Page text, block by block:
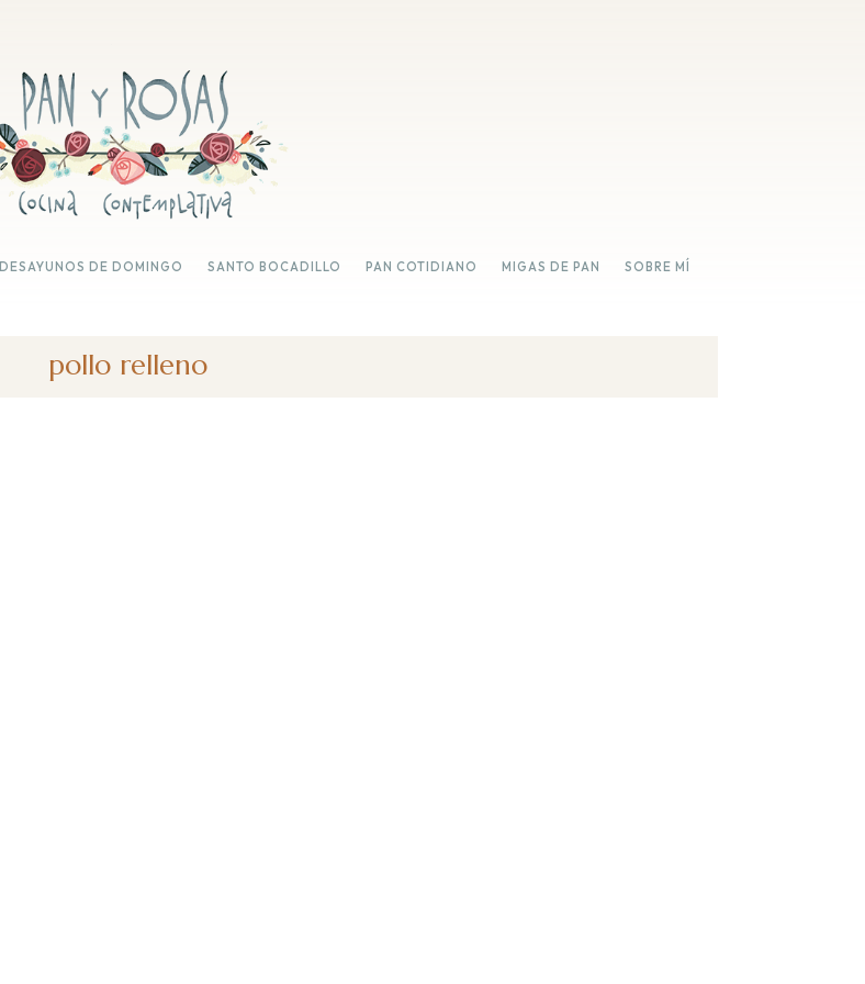
DESAYUNOS DE DOMINGO SANTO BOCADILLO PAN COTIDIANO MIGAS DE PAN SOBRE MÍ
pollo relleno